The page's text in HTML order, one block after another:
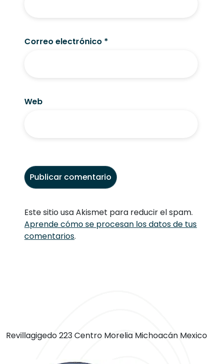
Correo electrónico *
Web
Este sitio usa Akismet para reducir el spam.
Aprende cómo se procesan los datos de tus
comentarios.
Revillagigedo 223 Centro Morelia Michoacán Mexico